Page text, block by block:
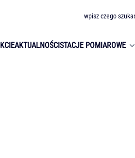
wpisz czego
AKTUALNOŚCISTACJE POMIAROWE